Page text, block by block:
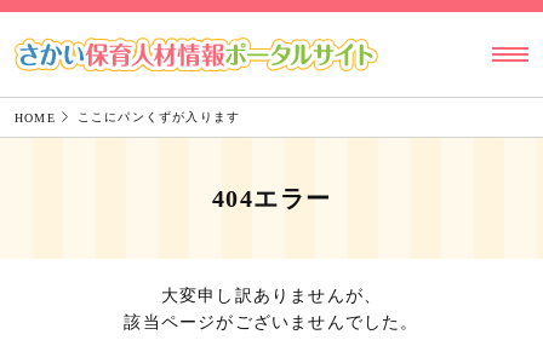
HOME ここにパンくずが入ります
404エラー
大変申し訳ありませんが、
該当ページがございませんでした。